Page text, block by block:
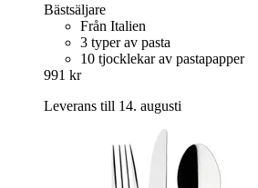
Bästsäljare
Från Italien
3 typer av pasta
10 tjocklekar av pastapapper
991 kr
Leverans till 14. augusti